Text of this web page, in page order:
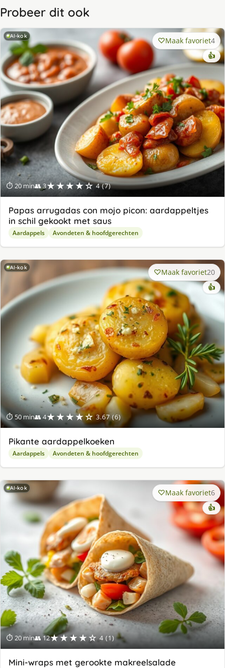
Probeer dit ook
AI-kok
⏱ 20 min👥 3★★★★☆ 4 (7)
Maak favoriet4
👍
Papas arrugadas con mojo picon: aardappeltjes
in schil gekookt met saus
Aardappels Avondeten & hoofdgerechten
AI-kok
⏱ 50 min👥 4★★★★☆ 3.67 (6)
Maak favoriet20
👍
Pikante aardappelkoeken
Aardappels Avondeten & hoofdgerechten
AI-kok
⏱ 20 min👥 12★★★★☆ 4 (1)
Maak favoriet6
👍
Mini-wraps met gerookte makreelsalade